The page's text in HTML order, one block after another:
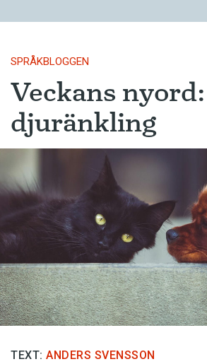
SPRÅKBLOGGEN
Veckans nyord:
djuränkling
TEXT: ANDERS SVENSSON